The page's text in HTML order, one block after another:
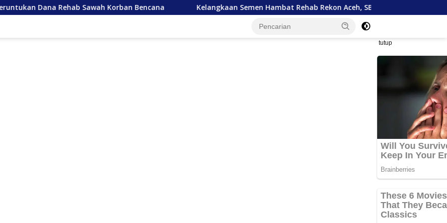
Sawah Korban Bencana Kelangkaan Semen Hambat Rehab Rekon Aceh, SBI Janji Prioritaskan Pasokan dan
tutup